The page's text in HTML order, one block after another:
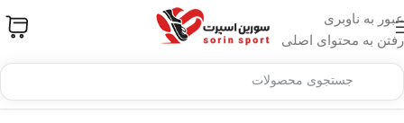
عبور به ناوبری
رفتن به محتوای اصلی